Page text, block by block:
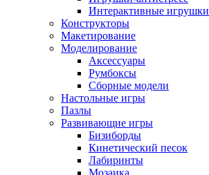
Интерактивные игрушки
Конструкторы
Макетирование
Моделирование
Аксессуары
Румбоксы
Сборные модели
Настольные игры
Пазлы
Развивающие игры
Бизиборды
Кинетический песок
Лабиринты
Мозаика